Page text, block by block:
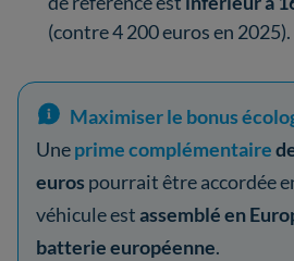
(contre 4 200 euros en 2025).
Maximiser le bonus
Uneprime complémentaire
euros pourrait être accordée
véhicule estassemblé en
batterie européenne.